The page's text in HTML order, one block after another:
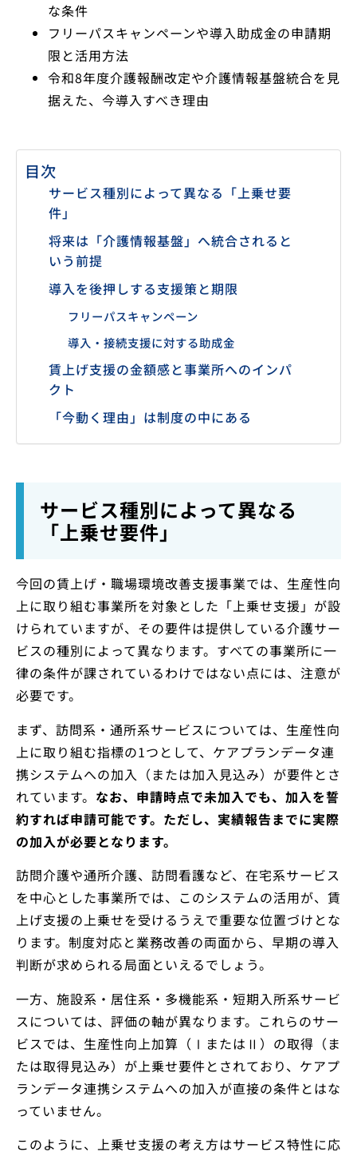
な条件
フリーパスキャンペーンや導入助成金の申請期
限と活用方法
令和8年度介護報酬改定や介護情報基盤統合を見
据えた、今導入すべき理由
目次
サービス種別によって異なる「上乗せ要
件」
将来は「介護情報基盤」へ統合されると
いう前提
導入を後押しする支援策と期限
フリーパスキャンペーン
導入・接続支援に対する助成金
賃上げ支援の金額感と事業所へのインパ
クト
「今動く理由」は制度の中にある
サービス種別によって異なる
「上乗せ要件」
今回の賃上げ・職場環境改善支援事業では、生産性向
上に取り組む事業所を対象とした「上乗せ支援」が設
けられていますが、その要件は提供している介護サー
ビスの種別によって異なります。すべての事業所に一
律の条件が課されているわけではない点には、注意が
必要です。
まず、訪問系・通所系サービスについては、生産性向
上に取り組む指標の1つとして、ケアプランデータ連
携システムへの加入（または加入見込み）が要件とさ
れています。 なお、申請時点で未加入でも、加入を誓
約すれば申請可能です。ただし、実績報告までに実際
の加入が必要となります。
訪問介護や通所介護、訪問看護など、在宅系サービス
を中心とした事業所では、このシステムの活用が、賃
上げ支援の上乗せを受けるうえで重要な位置づけとな
ります。制度対応と業務改善の両面から、早期の導入
判断が求められる局面といえるでしょう。
一方、施設系・居住系・多機能系・短期入所系サービ
スについては、評価の軸が異なります。これらのサー
ビスでは、生産性向上加算（ⅠまたはⅡ）の取得（ま
たは取得見込み）が上乗せ要件とされており、ケアプ
ランデータ連携システムへの加入が直接の条件とはな
っていません。
このように、上乗せ支援の考え方はサービス特性に応